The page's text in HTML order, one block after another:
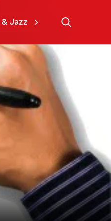
& Jazz